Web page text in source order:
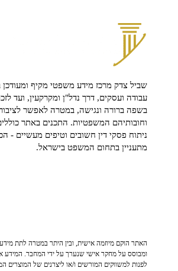
שביל צדק מרכז מידע משפטי מקיף ומעודכן
עבודה ועסקים, דרך נדל"ן ומקרקעין, ועד
בשפה ברורה ונגישה, במטרה לאפשר לציבור
וחובותיהם המשפטיות. התכנים באתר
ניתוח פסקי דין חשובים וטיפים מעשיים -
מתעניין בתחום המשפט בישראל.
האתר הוקם מיוזמה אישית, ובין היתר במטרה לתת
ומבוסס על מחקר אישי שנערך על ידי המחבר. המידע
לפנות למשווקים המורשים ו/או ליצרנים של המוצרים